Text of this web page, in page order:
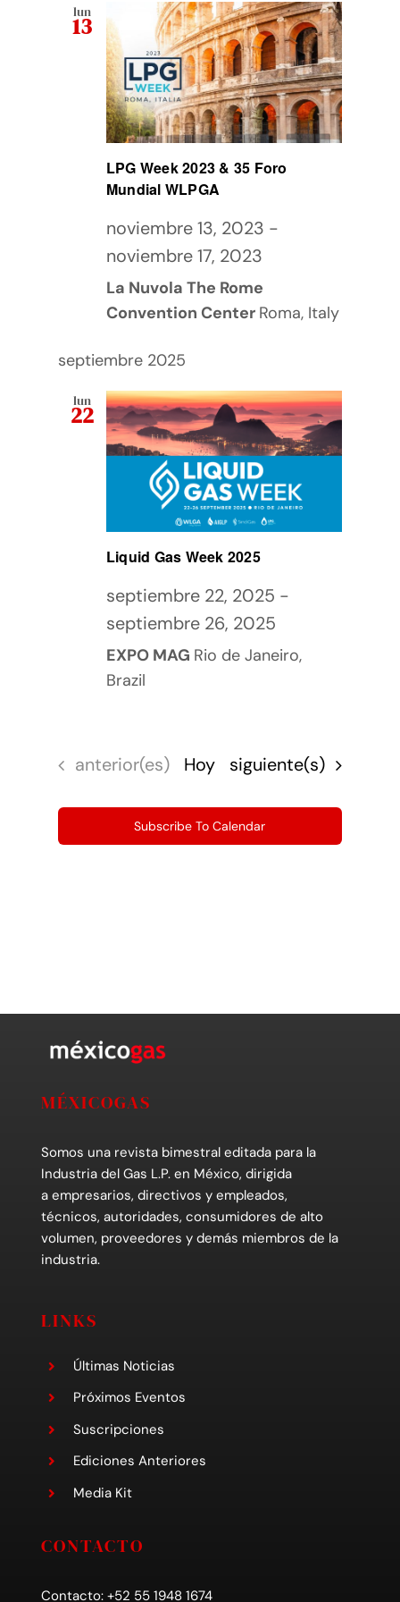
Precio del Gas LP
Diplomado en Gas LP
de
vistas
de
lun
13
LPG Week 2023 & 35 Foro
Mundial WLPGA
noviembre 13, 2023 -
noviembre 17, 2023
La Nuvola The Rome
Convention Center Roma, Italy
septiembre 2025
lun
22
Liquid Gas Week 2025
septiembre 22, 2025 -
septiembre 26, 2025
EXPO MAG Rio de Janeiro,
Brazil
Eventos
anterior(es) Hoy Eventos
siguiente(s)
Subscribe To Calendar
MÉXICOGAS
Somos una revista bimestral editada para la
Industria del Gas L.P. en México, dirigida
a empresarios, directivos y empleados,
técnicos, autoridades, consumidores de alto
volumen, proveedores y demás miembros de la
industria.
LINKS
Últimas Noticias
Próximos Eventos
Suscripciones
Ediciones Anteriores
Media Kit
CONTACTO
Contacto: +52 55 1948 1674